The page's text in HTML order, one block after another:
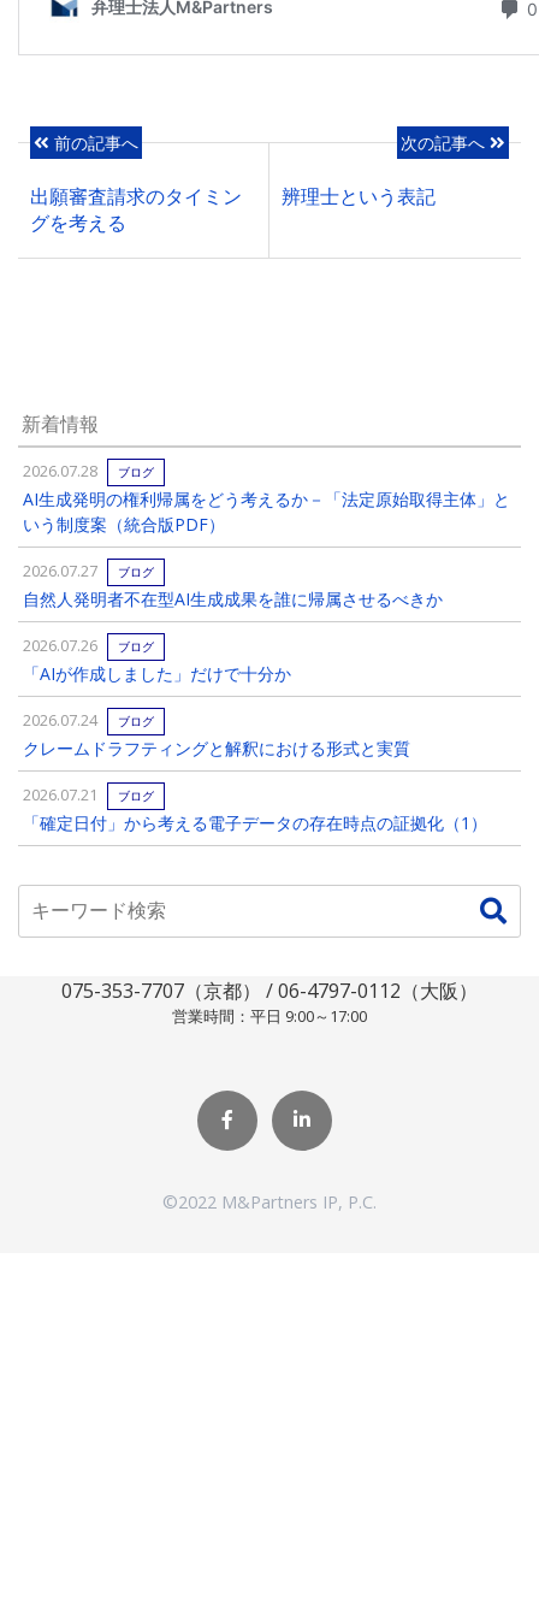
前の記事へ
出願審査請求のタイミン
グを考える
次の記事へ
辨理士という表記
新着情報
2026.07.28 ブログ
AI生成発明の権利帰属をどう考えるか－「法定原始取得主体」と
いう制度案（統合版PDF）
2026.07.27 ブログ
自然人発明者不在型AI生成成果を誰に帰属させるべきか
2026.07.26 ブログ
「AIが作成しました」だけで十分か
2026.07.24 ブログ
クレームドラフティングと解釈における形式と実質
2026.07.21 ブログ
「確定日付」から考える電子データの存在時点の証拠化（1）
075-353-7707（京都） / 06-4797-0112（大阪）
営業時間：平日 9:00～17:00
©2022 M&Partners IP, P.C.